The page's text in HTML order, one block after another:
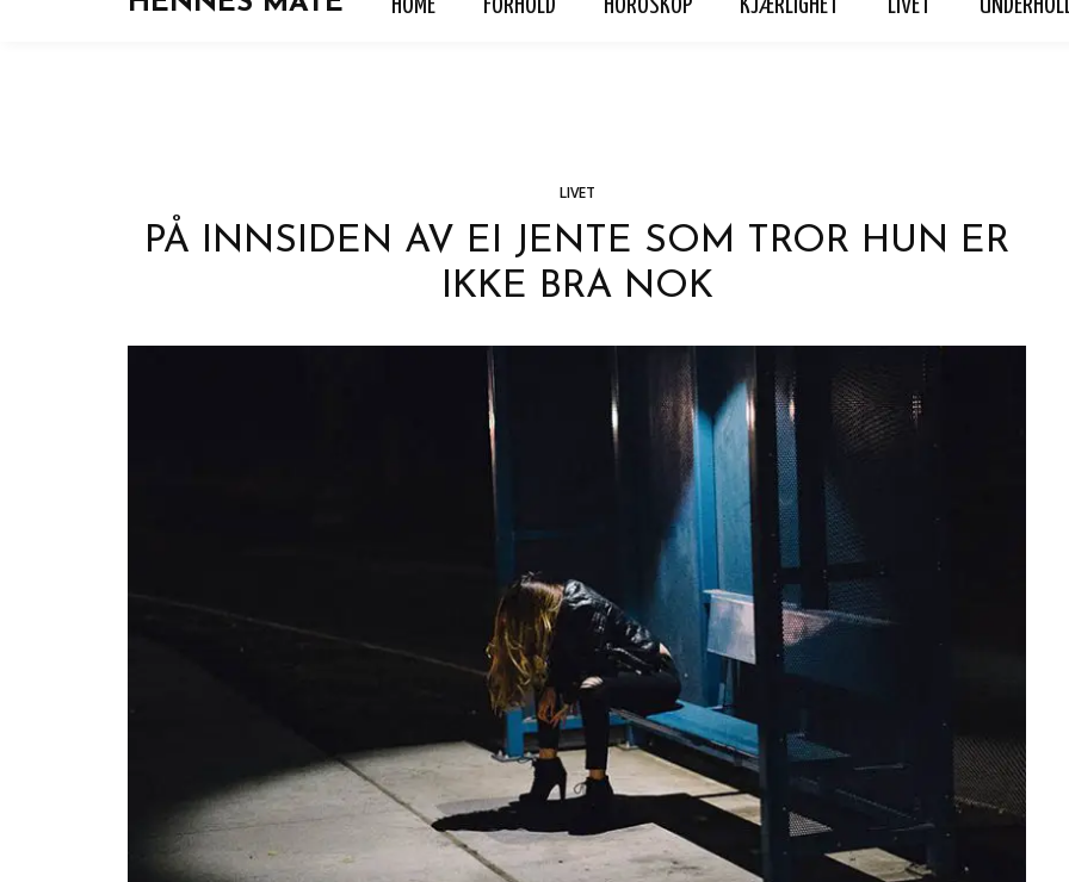
HOME FORHOLD HOROSKOP KJÆRLIGHET LIVET
LIVET
PÅ INNSIDEN AV EI JENTE SOM TROR HUN ER
IKKE BRA NOK